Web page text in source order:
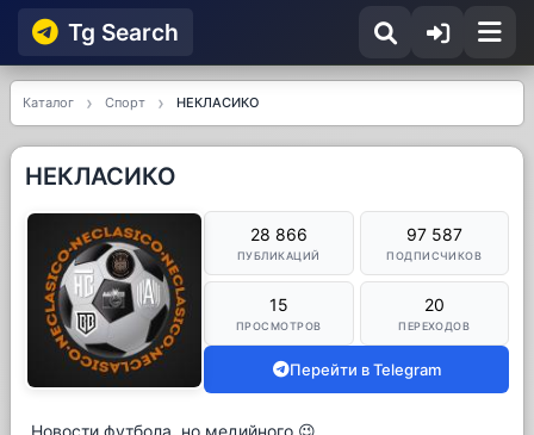
Tg Searсh
Каталог Спорт НЕКЛАСИКО
НЕКЛАСИКО
28 866
ПУБЛИКАЦИЙ
97 587
ПОДПИСЧИКОВ
15
ПРОСМОТРОВ
20
ПЕРЕХОДОВ
Перейти в Telegram
Новости футбола, но медийного 😉